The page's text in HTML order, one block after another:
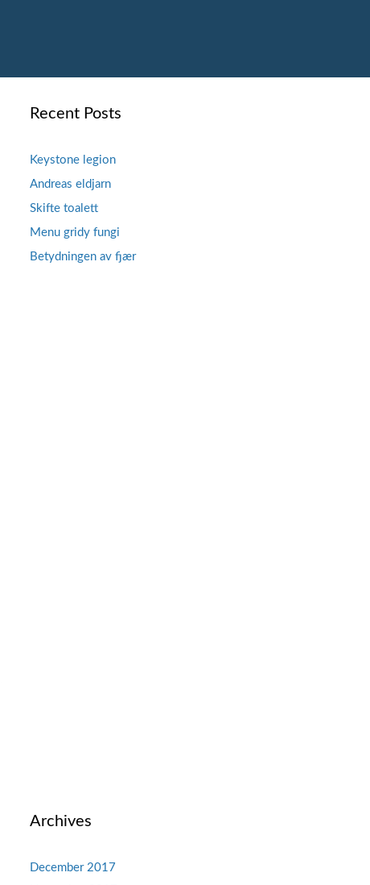
Recent Posts
Keystone legion
Andreas eldjarn
Skifte toalett
Menu gridy fungi
Betydningen av fjær
Archives
December 2017